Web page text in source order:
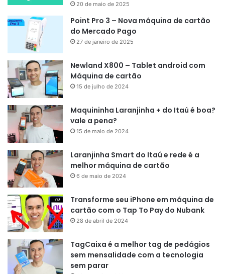
20 de maio de 2025
Point Pro 3 – Nova máquina de cartão
do Mercado Pago
27 de janeiro de 2025
Newland X800 – Tablet android com
Máquina de cartão
15 de julho de 2024
Maquininha Laranjinha + do Itaú é boa?
vale a pena?
15 de maio de 2024
Laranjinha Smart do Itaú e rede é a
melhor máquina de cartão
6 de maio de 2024
Transforme seu iPhone em máquina de
cartão com o Tap To Pay do Nubank
28 de abril de 2024
TagCaixa é a melhor tag de pedágios
sem mensalidade com a tecnologia
sem parar